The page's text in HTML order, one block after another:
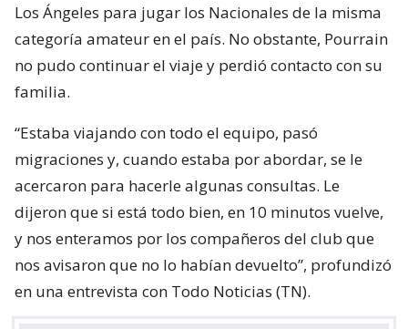
Los Ángeles para jugar los Nacionales de la misma
categoría amateur en el país. No obstante, Pourrain
no pudo continuar el viaje y perdió contacto con su
familia.
“Estaba viajando con todo el equipo, pasó
migraciones y, cuando estaba por abordar, se le
acercaron para hacerle algunas consultas. Le
dijeron que si está todo bien, en 10 minutos vuelve,
y nos enteramos por los compañeros del club que
nos avisaron que no lo habían devuelto”, profundizó
en una entrevista con Todo Noticias (TN).